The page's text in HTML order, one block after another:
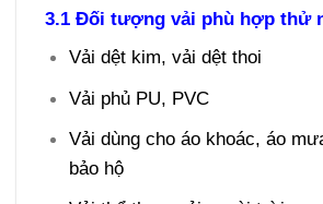
3.1 Đối tượng vải phù hợp thử
Vải dệt kim, vải dệt thoi
Vải phủ PU, PVC
Vải dùng cho áo khoác, áo
bảo hộ